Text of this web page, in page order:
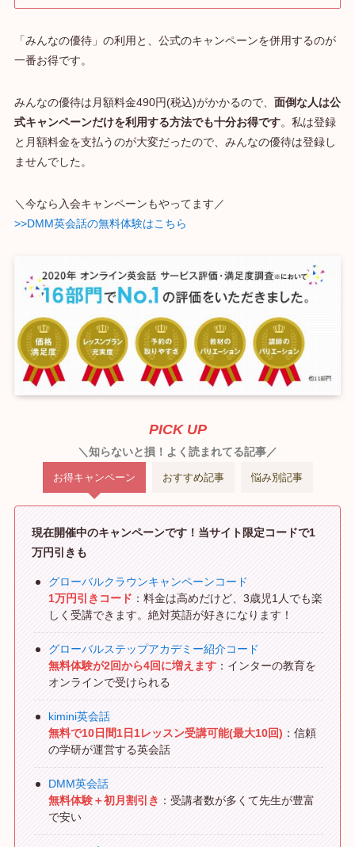
「みんなの優待」の利用と、公式のキャンペーンを併用するのが
一番お得です。
みんなの優待は月額料金490円(税込)がかかるので、 面倒な人は公
式キャンペーンだけを利用する方法でも十分お得です。私は登録
と月額料金を支払うのが大変だったので、みんなの優待は登録し
ませんでした。
＼今なら入会キャンペーンもやってます／
>>DMM英会話の無料体験はこちら
PICK UP
＼知らないと損！よく読まれてる記事／
お得キャンペーン おすすめ記事 悩み別記事
現在開催中のキャンペーンです！当サイト限定コードで1
万円引きも
グローバルクラウンキャンペーンコード
1万円引きコード ：料金は高めだけど、3歳児1人でも楽
しく受講できます。絶対英語が好きになります！
グローバルステップアカデミー紹介コード
無料体験が2回から4回に増えます：インターの教育を
オンラインで受けられる
kimini英会話
無料で10日間1日1レッスン受講可能(最大10回) ：信頼
の学研が運営する英会話
DMM英会話
無料体験＋初月割引き ：受講者数が多くて先生が豊富
で安い